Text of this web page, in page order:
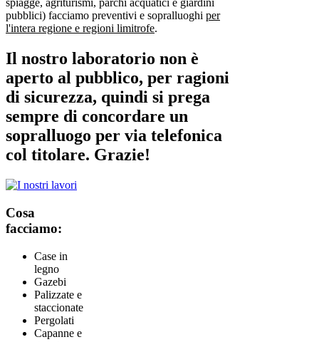
spiagge, agriturismi, parchi acquatici e giardini
pubblici) facciamo preventivi e sopralluoghi per
l'intera regione e regioni limitrofe.
Il nostro laboratorio non è
aperto al pubblico, per ragioni
di sicurezza, quindi si prega
sempre di concordare un
sopralluogo per via telefonica
col titolare. Grazie!
Cosa
facciamo:
Case in
legno
Gazebi
Palizzate e
staccionate
Pergolati
Capanne e